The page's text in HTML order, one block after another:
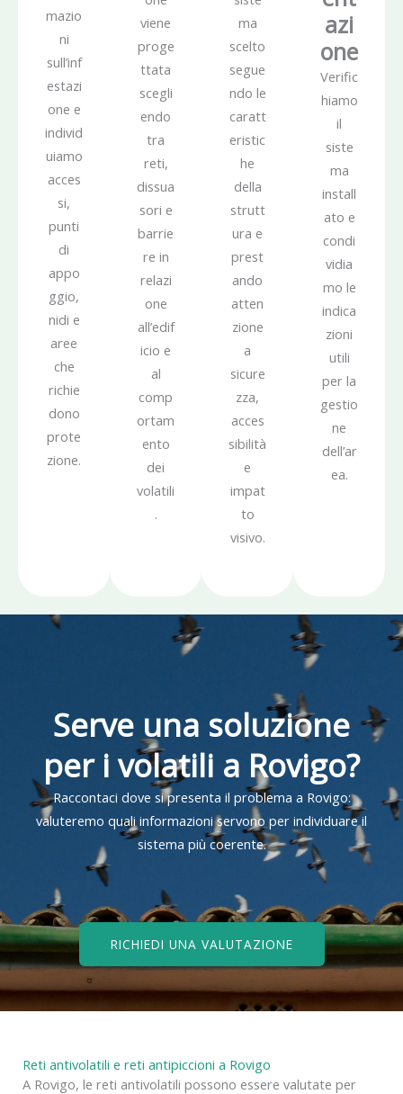
mazio
ni
sull’inf
estazi
one e
individ
uiamo
acces
si,
punti
di
appo
ggio,
nidi e
aree
che
richie
dono
prote
zione.
viene
proge
ttata
scegli
endo
tra
reti,
dissua
sori e
barrie
re in
relazi
one
all’edif
icio e
al
comp
ortam
ento
dei
volatili
.
ma
scelto
segue
ndo le
caratt
eristic
he
della
strutt
ura e
prest
ando
atten
zione
a
sicure
zza,
acces
sibilità
e
impat
to
visivo.
azi
one
Verific
hiamo
il
siste
ma
install
ato e
condi
vidia
mo le
indica
zioni
utili
per la
gestio
ne
dell’ar
ea.
Serve una soluzione
per i volatili a Rovigo?
Raccontaci dove si presenta il problema a Rovigo:
valuteremo quali informazioni servono per individuare il
sistema più coerente.
RICHIEDI UNA VALUTAZIONE
Reti antivolatili e reti antipiccioni a Rovigo
A Rovigo, le reti antivolatili possono essere valutate per